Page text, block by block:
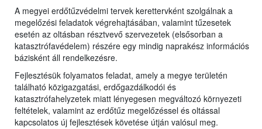
A megyei erdőtűzvédelmi tervek kerettervként szolgálnak a
megelőzési feladatok végrehajtásában, valamint tűzesetek
esetén az oltásban résztvevő szervezetek (elsősorban a
katasztrófavédelem) részére egy mindig naprakész információs
bázisként áll rendelkezésre.
Fejlesztésük folyamatos feladat, amely a megye területén
található közigazgatási, erdőgazdálkodói és
katasztrófahelyzetek miatt lényegesen megváltozó környezeti
feltételek, valamint az erdőtűz megelőzéssel és oltással
kapcsolatos új fejlesztések követése útján valósul meg.